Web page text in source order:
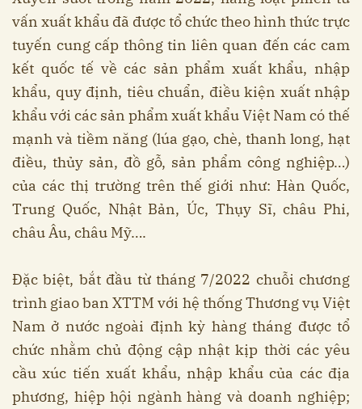
vấn xuất khẩu đã được tổ chức theo hình thức trực
tuyến cung cấp thông tin liên quan đến các cam
kết quốc tế về các sản phẩm xuất khẩu, nhập
khẩu, quy định, tiêu chuẩn, điều kiện xuất nhập
khẩu với các sản phẩm xuất khẩu Việt Nam có thế
mạnh và tiềm năng (lúa gạo, chè, thanh long, hạt
điều, thủy sản, đồ gỗ, sản phẩm công nghiệp…)
của các thị trường trên thế giới như: Hàn Quốc,
Trung Quốc, Nhật Bản, Úc, Thụy Sĩ, châu Phi,
châu Âu, châu Mỹ….
Đặc biệt, bắt đầu từ tháng 7/2022 chuỗi chương
trình giao ban XTTM với hệ thống Thương vụ Việt
Nam ở nước ngoài định kỳ hàng tháng được tổ
chức nhằm chủ động cập nhật kịp thời các yêu
cầu xúc tiến xuất khẩu, nhập khẩu của các địa
phương, hiệp hội ngành hàng và doanh nghiệp;